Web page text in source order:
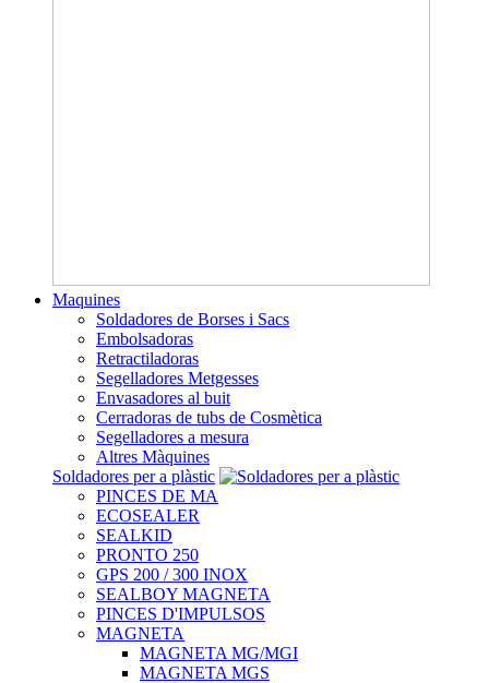
Maquines
Soldadores de Borses i Sacs
Embolsadoras
Retractiladoras
Segelladores Metgesses
Envasadores al buit
Cerradoras de tubs de Cosmètica
Segelladores a mesura
Altres Màquines
Soldadores per a plàstic
PINCES DE MA
ECOSEALER
SEALKID
PRONTO 250
GPS 200 / 300 INOX
SEALBOY MAGNETA
PINCES D'IMPULSOS
MAGNETA
MAGNETA MG/MGI
MAGNETA MGS